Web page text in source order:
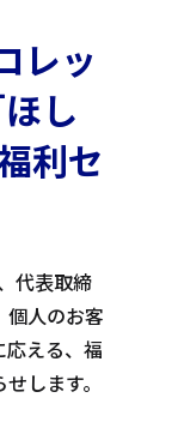
レッ
し
利セ
代表取締
個人のお客
える、福
します。